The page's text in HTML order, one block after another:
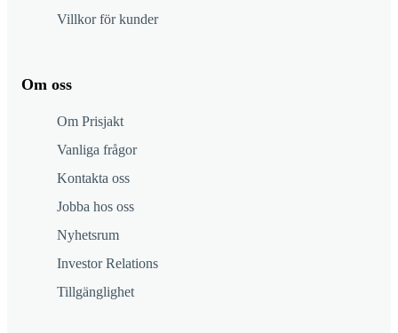
Villkor för kunder
Om oss
Om Prisjakt
Vanliga frågor
Kontakta oss
Jobba hos oss
Nyhetsrum
Investor Relations
Tillgänglighet